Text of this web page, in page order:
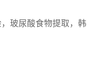
玻尿酸食物提取，韩